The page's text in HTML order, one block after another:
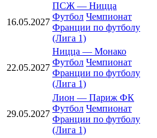
16.05.2027
ПСЖ — Ницца
Футбол Чемпионат
Франции по футболу
(Лига 1)
22.05.2027
Ницца — Монако
Футбол Чемпионат
Франции по футболу
(Лига 1)
29.05.2027
Лион — Париж ФК
Футбол Чемпионат
Франции по футболу
(Лига 1)